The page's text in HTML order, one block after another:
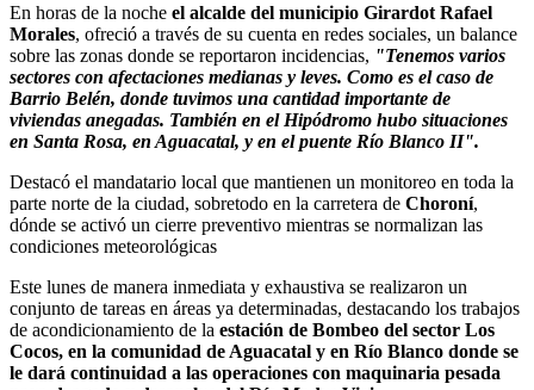
En horas de la noche el alcalde del municipio Girardot Rafael
Morales, ofreció a través de su cuenta en redes sociales, un balance
sobre las zonas donde se reportaron incidencias, "Tenemos varios
sectores con afectaciones medianas y leves. Como es el caso de
Barrio Belén, donde tuvimos una cantidad importante de
viviendas anegadas. También en el Hipódromo hubo situaciones
en Santa Rosa, en Aguacatal, y en el puente Río Blanco II".
Destacó el mandatario local que mantienen un monitoreo en toda la
parte norte de la ciudad, sobretodo en la carretera de Choroní,
dónde se activó un cierre preventivo mientras se normalizan las
condiciones meteorológicas
Este lunes de manera inmediata y exhaustiva se realizaron un
conjunto de tareas en áreas ya determinadas, destacando los trabajos
de acondicionamiento de la estación de Bombeo del sector Los
Cocos, en la comunidad de Aguacatal y en Río Blanco donde se
le dará continuidad a las operaciones con maquinaria pesada